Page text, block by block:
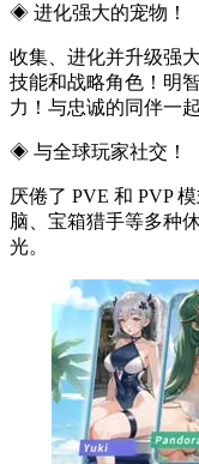
◈ 进化强大的宠物！
收集、进化并升级强
技能和战略角色！明
力！与忠诚的同伴一
◈ 与全球玩家社交！
厌倦了 PVE 和 PVP
脑、宝箱猎手等多种
光。